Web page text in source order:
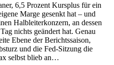
6,5 Prozent Kursplus für ein
Marge gesenkt hat – und
Halbleiterkonzern, an dessen
nichts geändert hat. Genau
Ebene der Berichtssaison,
und die Fed-Sitzung die
selbst blieb an…